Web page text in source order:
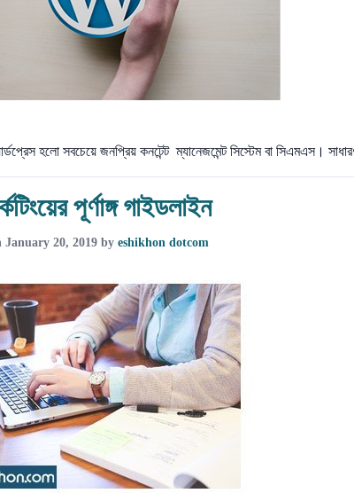
হলো সবচেয়ে জনপ্রিয় কনটেন্ট ম্যানেজমেন্ট সিস্টেম বা সিএমএস।
পূর্ণাঙ্গ গাইডলাইন
January 20, 2019 by eshikhon dotcom